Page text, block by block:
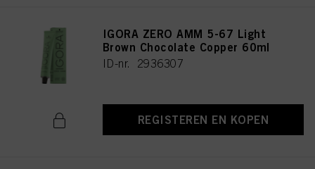
IGORA ZERO AMM 5-67 Light
Brown Chocolate Copper 60ml
ID-nr. 2936307
REGISTEREN EN KOPEN